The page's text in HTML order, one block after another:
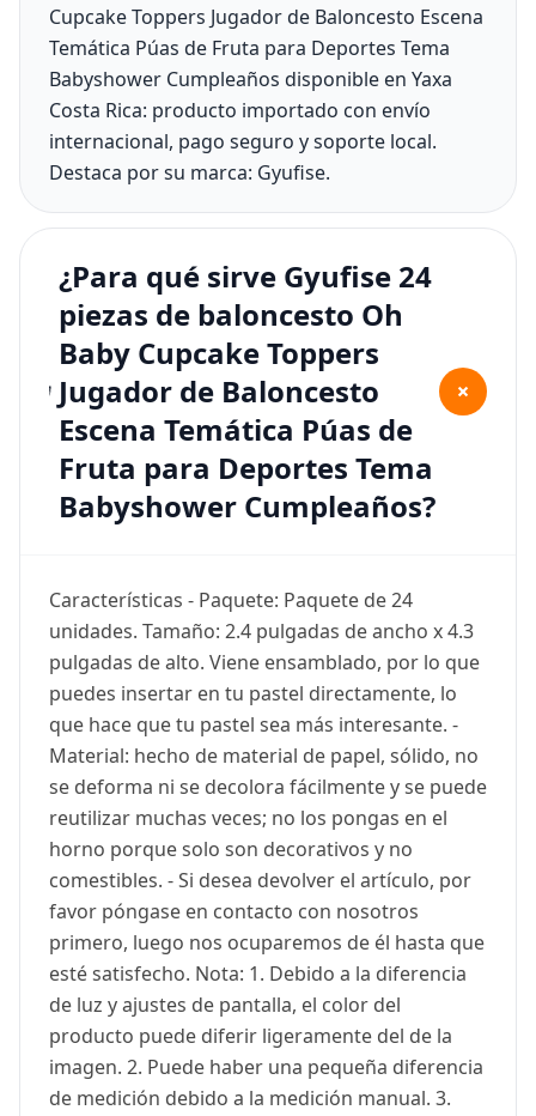
Cupcake Toppers Jugador de Baloncesto Escena
Temática Púas de Fruta para Deportes Tema
Babyshower Cumpleaños disponible en Yaxa
Costa Rica: producto importado con envío
internacional, pago seguro y soporte local.
Destaca por su marca: Gyufise.
¿Para qué sirve Gyufise 24
piezas de baloncesto Oh
Baby Cupcake Toppers
Jugador de Baloncesto
Escena Temática Púas de
Fruta para Deportes Tema
Babyshower Cumpleaños?
+
Características - Paquete: Paquete de 24
unidades. Tamaño: 2.4 pulgadas de ancho x 4.3
pulgadas de alto. Viene ensamblado, por lo que
puedes insertar en tu pastel directamente, lo
que hace que tu pastel sea más interesante. -
Material: hecho de material de papel, sólido, no
se deforma ni se decolora fácilmente y se puede
reutilizar muchas veces; no los pongas en el
horno porque solo son decorativos y no
comestibles. - Si desea devolver el artículo, por
favor póngase en contacto con nosotros
primero, luego nos ocuparemos de él hasta que
esté satisfecho. Nota: 1. Debido a la diferencia
de luz y ajustes de pantalla, el color del
producto puede diferir ligeramente del de la
imagen. 2. Puede haber una pequeña diferencia
de medición debido a la medición manual. 3.